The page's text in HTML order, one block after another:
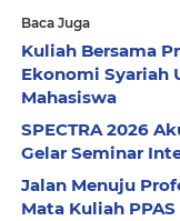
Baca Juga
Kuliah Bersama
Ekonomi Syariah
Mahasiswa
SPECTRA 2026
Gelar Seminar
Jalan Menuju
Mata Kuliah